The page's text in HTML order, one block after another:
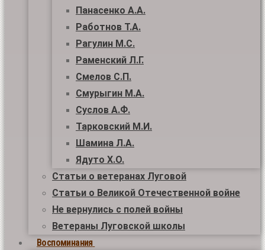
Панасенко А.А.
Работнов Т.А.
Рагулин М.С.
Раменский Л.Г.
Смелов С.П.
Смурыгин М.А.
Суслов А.Ф.
Тарковский М.И.
Шамина Л.А.
Ядуто Х.О.
Статьи о ветеранах Луговой
Статьи о Великой Отечественной войне
Не вернулись с полей войны
Ветераны Луговской школы
Воспоминания